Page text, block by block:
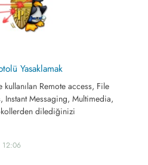
Yasaklamak
Remote access, File
Instant Messaging, Multimedia,
dilediğinizi
12:06